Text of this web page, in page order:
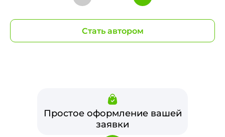
Стать автором
Простое оформление вашей
заявки